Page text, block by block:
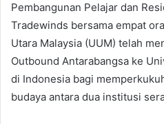
Pembangunan Pelajar dan
Tradewinds bersama empat
Utara Malaysia (UUM) telah
Outbound Antarabangsa ke
di Indonesia bagi
budaya antara dua institusi